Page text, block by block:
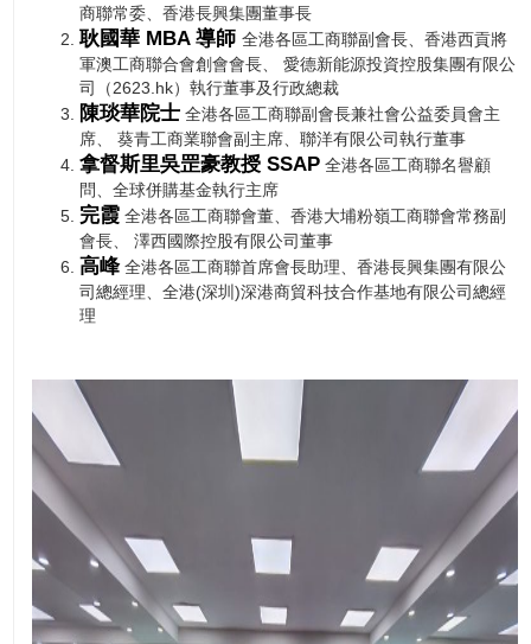
商聯常委、香港長興集團董事長
耿國華 MBA 導師全港各區工商聯副會長、香港西貢將
軍澳工商聯合會創會會長、 愛德新能源投資控股集團有限公
司（2623.hk）執行董事及行政總裁
陳琰華院士 全港各區工商聯副會長兼社會公益委員會主
席、 葵青工商業聯會副主席、聯洋有限公司執行董事
拿督斯里吳罡豪教授 SSAP 全港各區工商聯名譽顧
問、全球併購基金執行主席
完霞 全港各區工商聯會董、香港大埔粉嶺工商聯會常務副
會長、 澤西國際控股有限公司董事
高峰全港各區工商聯首席會長助理、香港長興集團有限公
司總經理、全港(深圳)深港商貿科技合作基地有限公司總經
理